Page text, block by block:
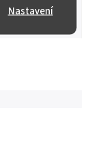
Nastavení
z České